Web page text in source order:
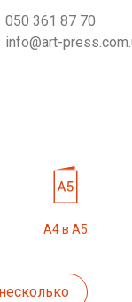
050 361 87 70
info@art-
А4 в А5